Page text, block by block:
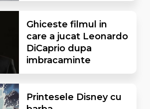
Ghiceste filmul in
care a jucat Leonardo
DiCaprio dupa
imbracaminte
Printesele Disney cu